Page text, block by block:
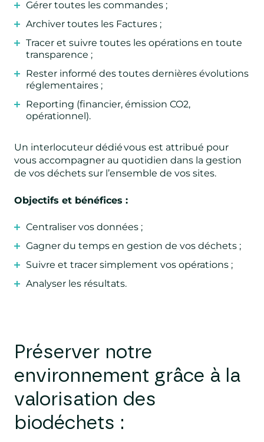
Gérer toutes les commandes ;
Archiver toutes les Factures ;
Tracer et suivre toutes les opérations en toute
transparence ;
Rester informé des toutes dernières évolutions
réglementaires ;
Reporting (financier, émission CO2,
opérationnel).
Un interlocuteur dédié vous est attribué pour
vous accompagner au quotidien dans la gestion
de vos déchets sur l’ensemble de vos sites.
Objectifs et bénéfices :
Centraliser vos données ;
Gagner du temps en gestion de vos déchets ;
Suivre et tracer simplement vos opérations ;
Analyser les résultats.
Préserver notre
environnement grâce à la
valorisation des
biodéchets :